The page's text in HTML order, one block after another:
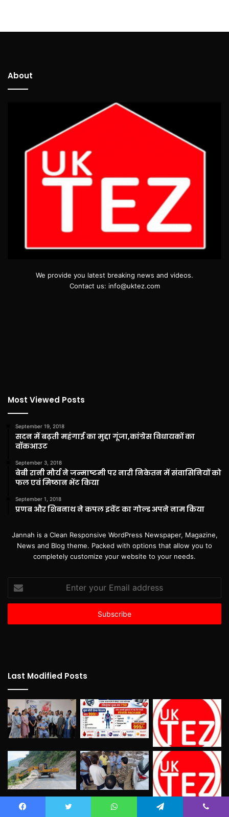
About
We provide you latest breaking news and videos.
Contact us: info@uktez.com
Most Viewed Posts
September 19, 2018
सदन में बढ़ती महंगाई का मुद्दा गूंजा,कांग्रेस विधायकों का
वॉकआउट
September 3, 2018
बेबी रानी मौर्य ने जन्माष्टमी पर नारी निकेतन में संवासिनियों को
फल एवं मिष्ठान भेंट किया
September 1, 2018
प्रणब और शिबनाथ ने कपल इवेंट का गोल्ड अपने नाम किया
Jannah is a Clean Responsive WordPress Newspaper, Magazine,
News and Blog theme. Packed with options that allow you to
completely customize your website to your needs.
your
Email
Last Modified Posts